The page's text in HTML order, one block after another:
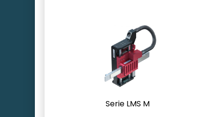
Serie LMS M
PnP-Zyklus < 0,4
Sekunden
100 Mio. Zyklen
Hochsteif